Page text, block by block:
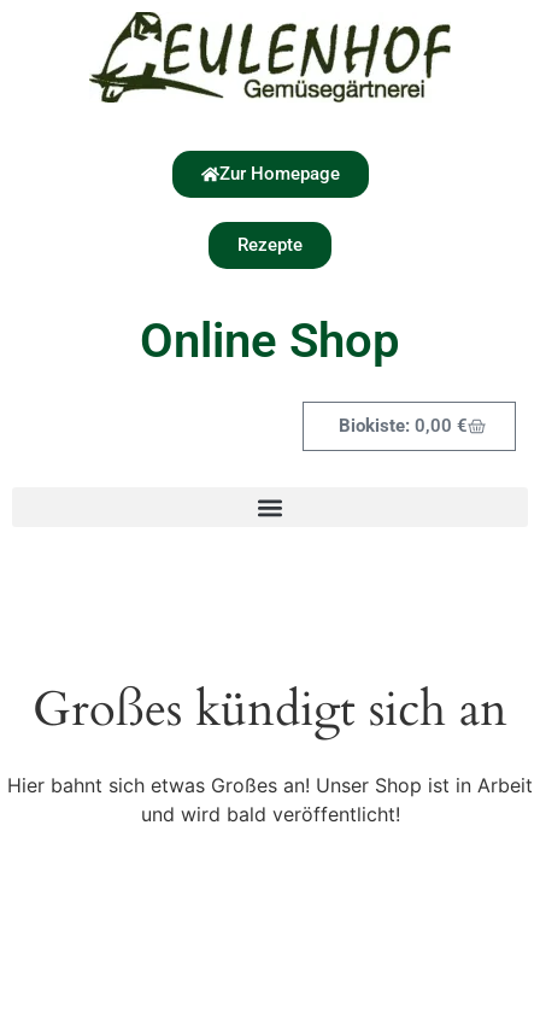
Zur Homepage
Rezepte
Online Shop
0,00 €
Großes kündigt sich an
Hier bahnt sich etwas Großes an! Unser Shop ist in Arbeit
und wird bald veröffentlicht!